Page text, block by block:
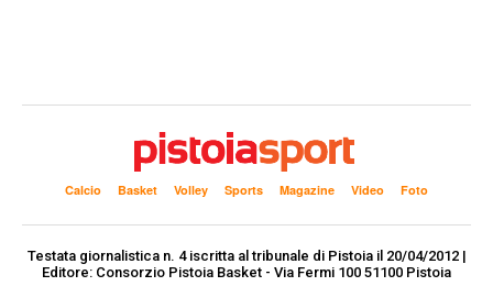
Calcio Basket Volley Sports Magazine Video Foto
Testata giornalistica n. 4 iscritta al tribunale di Pistoia il 20/04/2012 |
Editore: Consorzio Pistoia Basket - Via Fermi 100 51100 Pistoia